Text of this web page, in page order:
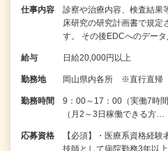
仕事内容
診察や治療内容、検査結果
床研究の研究計画書で規定
す。 その後EDCへのデー
給与 日給20,000円以上
勤務地 岡山県内各所 ※直行直帰
勤務時間
9：00～17：00（実働7
（月2～3日稼働できる方…
応募資格
【必須】・医療系資格経